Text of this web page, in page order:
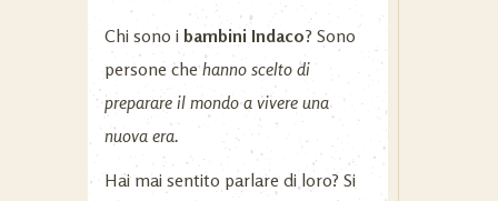
Chi sono i bambini Indaco? Sono
persone chehanno scelto di
preparare il mondo a vivere una
nuova era.
Hai mai sentito parlare di loro? Si